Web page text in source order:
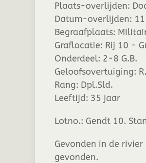
Plaats-overlijden:
Datum-overlijden:
Begraafplaats:
Graflocatie: Rij 10 -
Onderdeel: 2-8 G.B.
Geloofsovertuiging:
Rang: Dpl.Sld.
Leeftijd: 35 jaar
Lotno.: Gendt 10.
Gevonden in de
gevonden.